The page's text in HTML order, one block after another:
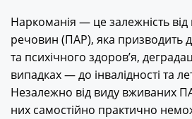
Наркоманія — це залежність
речовин (ПАР), яка призводить
та психічного здоров’я,
випадках — до інвалідності та
Незалежно від виду вживаних
них самостійно практично